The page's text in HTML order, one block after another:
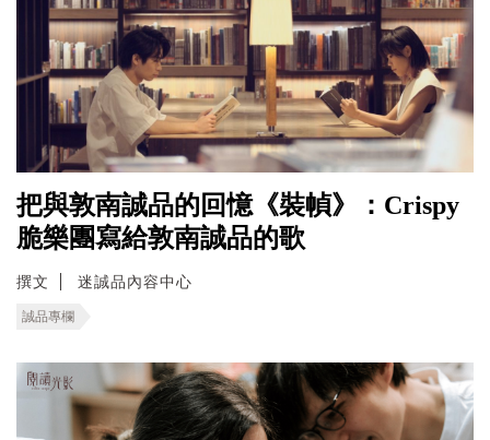
把與敦南誠品的回憶《裝幀》：Crispy
脆樂團寫給敦南誠品的歌
撰文 迷誠品內容中心
誠品專欄